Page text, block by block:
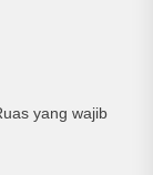
yang wajib